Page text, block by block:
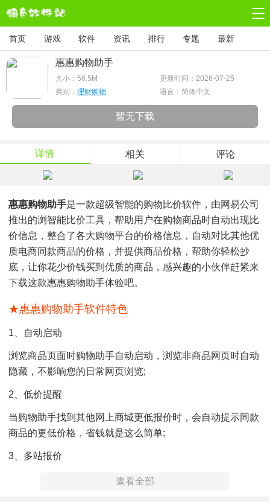
首页 游戏 软件 资讯 排行 专题 最新
惠惠购物助手
大小： 56.5M
更新时间：2026-07-25
类别： 理财购物 语言：简体中文
暂无下载
详情 相关 评论
惠惠购物助手是一款超级智能的购物比价软件，由网易公司
推出的浏智能比价工具，帮助用户在购物商品时自动出现比
价信息，整合了各大购物平台的价格信息，自动对比其他优
质电商同款商品的价格，并提供商品价格，帮助你轻松抄
底，让你花少价钱买到优质的商品，感兴趣的小伙伴赶紧来
下载这款惠惠购物助手体验吧。
★惠惠购物助手软件特色
1、自动启动
浏览商品页面时购物助手自动启动，浏览非商品网页时自动
隐藏，不影响您的日常网页浏览;
2、低价提醒
当购物助手找到其他网上商城更低报价时，会自动提示同款
商品的更低价格，省钱就是这么简单;
3、多站报价
浏览商品页面时，购物助手自动展示其他网上商城中同款商
查看全部